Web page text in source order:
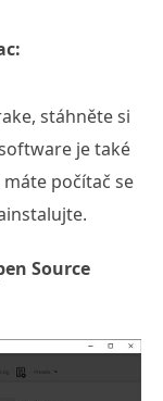
stáhněte si
je také
počítač se
Source